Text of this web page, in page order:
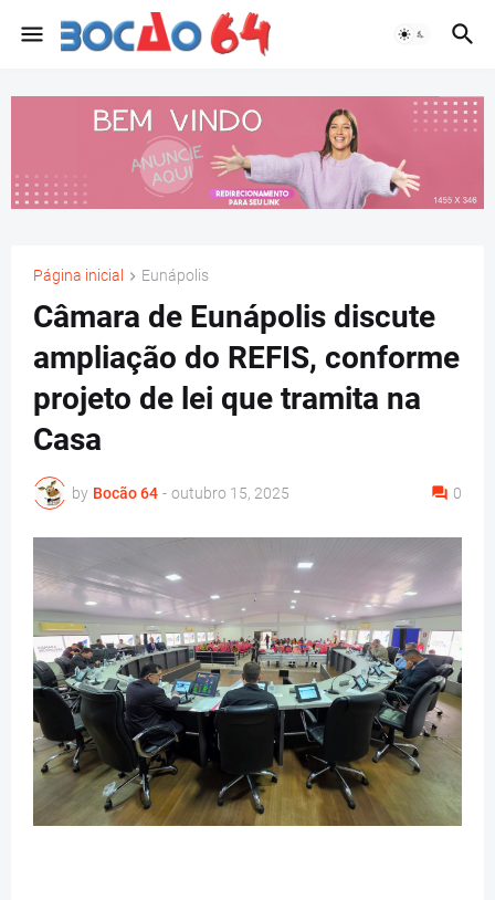
Página inicial Eunápolis
Câmara de Eunápolis discute
ampliação do REFIS, conforme
projeto de lei que tramita na
Casa
by Bocão 64 - outubro 15, 2025 0